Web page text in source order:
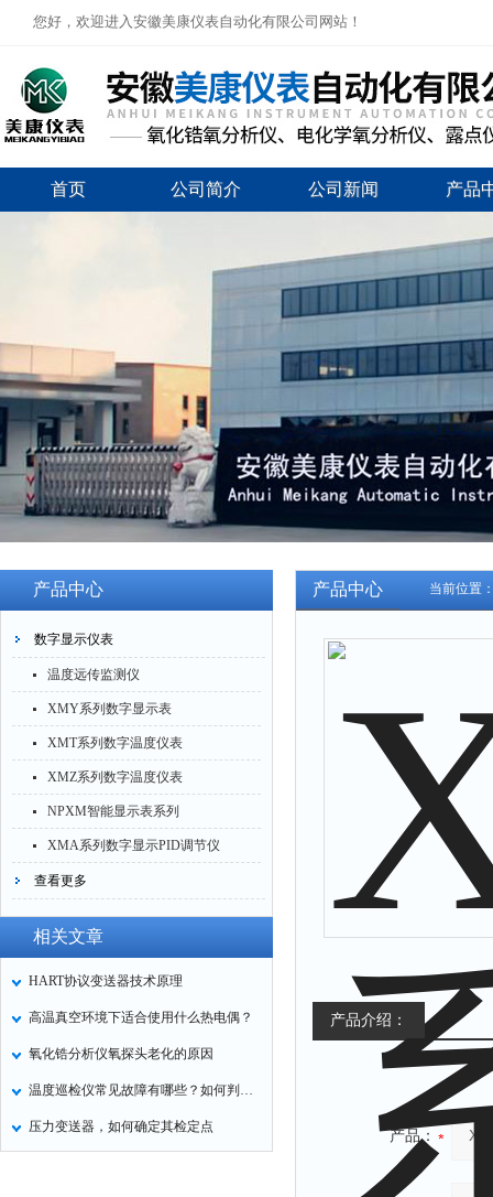
您好，欢迎进入安徽美康仪表自动化有限公司网站！
首页 公司简介 公司新闻 产品
产品中心
数字显示仪表
温度远传监测仪
XMY系列数字显示表
XMT系列数字温度仪表
XMZ系列数字温度仪表
NPXM智能显示表系列
XMA系列数字显示PID调节仪
表
查看更多
相关文章
HART协议变送器技术原理
高温真空环境下适合使用什么热电偶？
氧化锆分析仪氧探头老化的原因
温度巡检仪常见故障有哪些？如何判断？
压力变送器，如何确定其检定点
当前位置
产品中心
产品介绍：
产品：